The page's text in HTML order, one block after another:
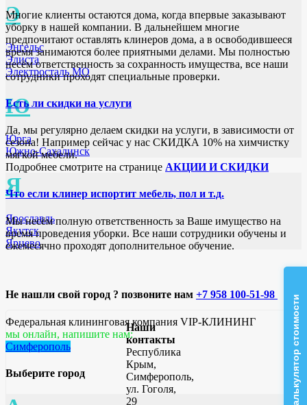
Э
Энгельс
Элиста
Электросталь МО
Ю
Юрга
Южно-Сахалинск
Я
Ярославль
Якутск
Ярцево
Не нашли свой город ? позвоните нам +7 958 100-51-98
Федеральная клининговая компания VIP-КЛИНИНГ
мы онлайн, напишите нам:
Симферополь
Выберите город
Многие клиенты остаются дома, когда впервые заказывают
уборку в нашей компании. В дальнейшем многие
предпочитают оставлять клинеров дома, а в освободившееся
время занимаются более приятными делами. Мы полностью
несём ответственность за сохранность имущества, все наши
сотрудники проходят специальные проверки.
Есть ли скидки на услуги
Да, мы регулярно делаем скидки на услуги, в зависимости от
сезона! Например сейчас у нас СКИДКА 10% на химчистку
мягкой мебели.
Подробнее смотрите на странице АКЦИИ И СКИДКИ
Что если клинер испортит мебель, пол и т.д.
Мы несём полную ответственность за Ваше имущество на
время проведения уборки. Все наши сотрудники обучены и
ежемесячно проходят дополнительное обучение.
Наши
контакты
Республика
Крым,
Симферополь,
ул. Гоголя,
29
Калькулятор стоимости